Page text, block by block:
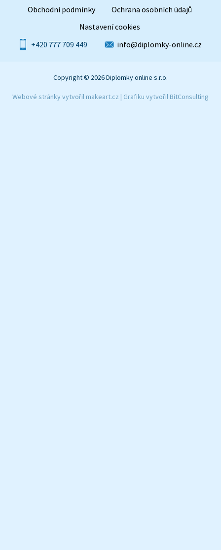
Obchodní podmínky
Ochrana osobních údajů
Nastavení cookies
+420 777 709 449
info@diplomky-online.cz
Copyright © 2026 Diplomky online s.r.o.
Webové stránky vytvořil makeart.cz | Grafiku vytvořil BitConsulting